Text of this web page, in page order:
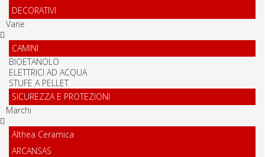
DECORATIVI
Varie
CAMINI
BIOETANOLO
ELETTRICI AD ACQUA
STUFE A PELLET
SICUREZZA E PROTEZIONI
Marchi
Althea Ceramica
ARCANSAS